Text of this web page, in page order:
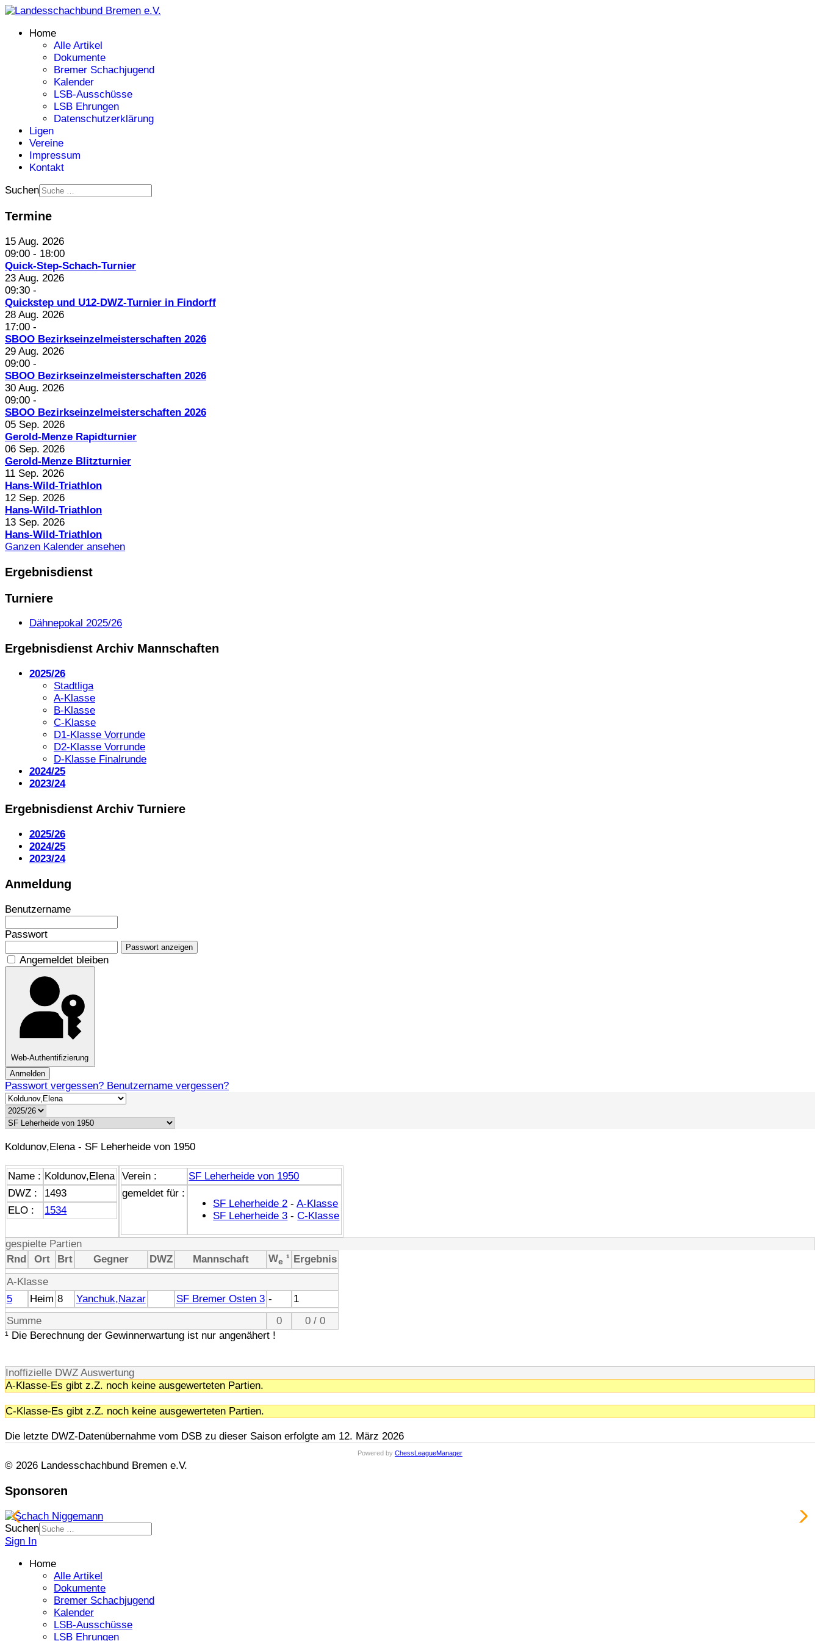
Home
Alle Artikel
Dokumente
Bremer Schachjugend
Kalender
LSB-Ausschüsse
LSB Ehrungen
Datenschutzerklärung
Ligen
Vereine
Impressum
Kontakt
Suchen
Termine
15 Aug. 2026
09:00 - 18:00
Quick-Step-Schach-Turnier
23 Aug. 2026
09:30 -
Quickstep und U12-DWZ-Turnier in Findorff
28 Aug. 2026
17:00 -
SBOO Bezirkseinzelmeisterschaften 2026
29 Aug. 2026
09:00 -
SBOO Bezirkseinzelmeisterschaften 2026
30 Aug. 2026
09:00 -
SBOO Bezirkseinzelmeisterschaften 2026
05 Sep. 2026
Gerold-Menze Rapidturnier
06 Sep. 2026
Gerold-Menze Blitzturnier
11 Sep. 2026
Hans-Wild-Triathlon
12 Sep. 2026
Hans-Wild-Triathlon
13 Sep. 2026
Hans-Wild-Triathlon
Ganzen Kalender ansehen
Ergebnisdienst
Turniere
Dähnepokal 2025/26
Ergebnisdienst Archiv Mannschaften
2025/26
Stadtliga
A-Klasse
B-Klasse
C-Klasse
D1-Klasse Vorrunde
D2-Klasse Vorrunde
D-Klasse Finalrunde
2024/25
2023/24
Ergebnisdienst Archiv Turniere
2025/26
2024/25
2023/24
Anmeldung
Benutzername
Passwort
Passwort anzeigen
Angemeldet bleiben
Web-Authentifizierung
Anmelden
Passwort vergessen? Benutzername vergessen?
Koldunov,Elena - SF Leherheide von 1950
Name : Koldunov,Elena
DWZ :
1493
ELO :
1534
Verein :
SF Leherheide von 1950
gemeldet für :
SF Leherheide 2 -A-Klasse
SF Leherheide 3 -C-Klasse
gespielte Partien
Rnd
Ort Brt Gegner DWZ Mannschaft We ¹ Ergebnis
A-Klasse
5
Heim 8 Yanchuk,Nazar SF Bremer Osten 3 -
1
Summe
0
0 / 0
¹ Die Berechnung der Gewinnerwartung ist nur angenähert !
Inoffizielle DWZ Auswertung
A-Klasse-Es gibt z.Z. noch keine ausgewerteten Partien.
C-Klasse-Es gibt z.Z. noch keine ausgewerteten Partien.
Die letzte DWZ-Datenübernahme vom DSB zu dieser Saison erfolgte am 12. März 2026
Powered by ChessLeagueManager
© 2026 Landesschachbund Bremen e.V.
Sponsoren
Suchen
Sign In
Home
Alle Artikel
Dokumente
Bremer Schachjugend
Kalender
LSB-Ausschüsse
LSB Ehrungen